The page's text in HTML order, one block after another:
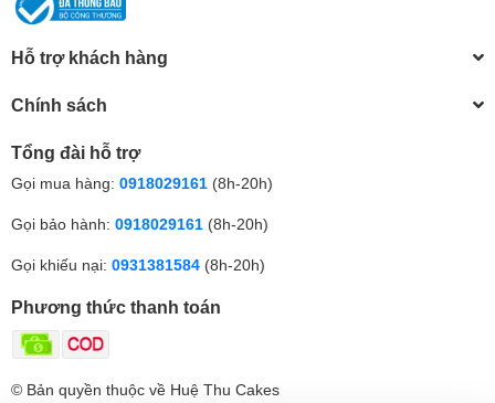
Hỗ trợ khách hàng
Chính sách
Tổng đài hỗ trợ
Gọi mua hàng: 0918029161 (8h-20h)
Gọi bảo hành: 0918029161 (8h-20h)
Gọi khiếu nại: 0931381584 (8h-20h)
Phương thức thanh toán
© Bản quyền thuộc về Huệ Thu Cakes